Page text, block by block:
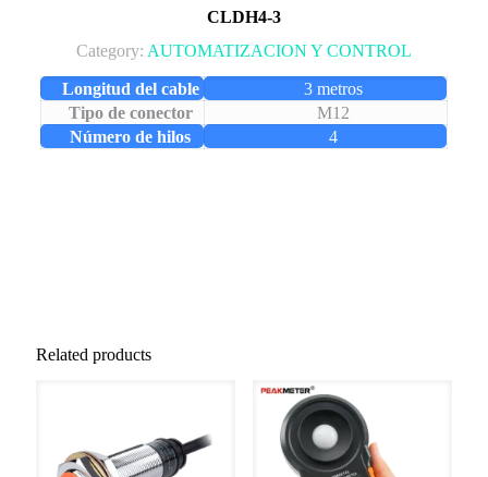
CLDH4-3
Category: AUTOMATIZACION Y CONTROL
Longitud del cable
3 metros
Tipo de conector
M12
Número de hilos
4
Related products